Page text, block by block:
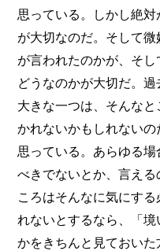
思っている。しかし絶
が大切なのだ。そして
が言われたのかが、そ
どうなのかが大切だ。
大きな一つは、そんな
かれないかもしれない
思っている。あらゆる
べきでないとか、言え
ころはそんなに気にす
れないとするなら、「
かをきちんと見ておいた